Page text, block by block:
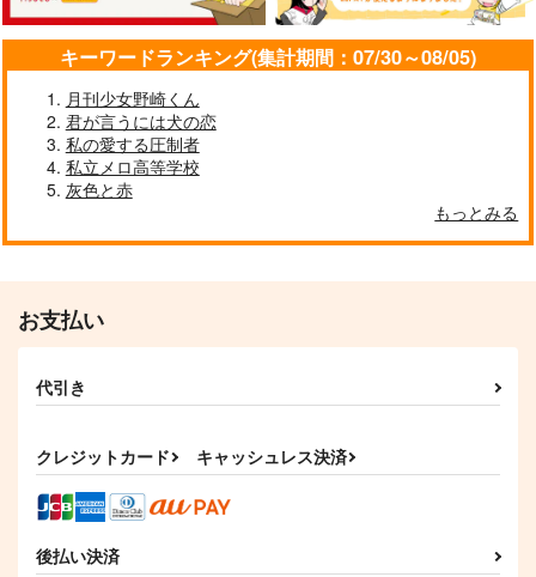
HAPPY MEME!
MosUxg
佐野万次郎×花垣武道
キーワードランキング(集計期間：07/30～08/05)
月刊少女野崎くん
君が言うには犬の恋
私の愛する圧制者
私立メロ高等学校
灰色と赤
もっとみる
お支払い
代引き
クレジットカード キャッシュレス決済
後払い決済